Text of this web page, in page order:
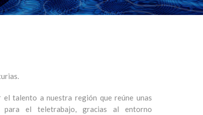
talento a nuestra región que reúne unas
para el teletrabajo, gracias al entorno